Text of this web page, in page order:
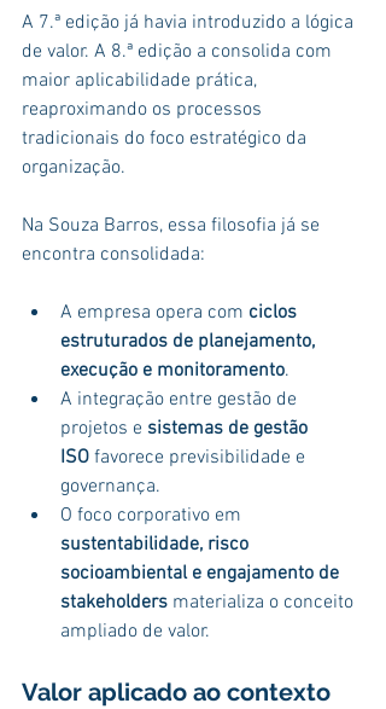
A 7.ª edição já havia introduzido a lógica
de valor. A 8.ª edição a consolida com
maior aplicabilidade prática,
reaproximando os processos
tradicionais do foco estratégico da
organização.
Na Souza Barros, essa filosofia já se
encontra consolidada:
A empresa opera com ciclos
estruturados de planejamento,
execução e monitoramento.
A integração entre gestão de
projetos e sistemas de gestão
ISO favorece previsibilidade e
governança.
O foco corporativo em
sustentabilidade, risco
socioambiental e engajamento de
stakeholders materializa o conceito
ampliado de valor.
Valor aplicado ao contexto